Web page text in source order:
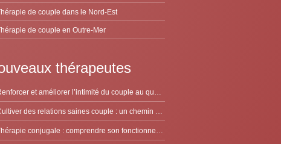
de couple dans le Nord-Est
de couple en Outre-Mer
thérapeutes
Renforcer et améliorer l’intimité du couple au quotidien
Cultiver des relations saines couple : un chemin à deux
Thérapie conjugale : comprendre son fonctionnement pour avancer à deux